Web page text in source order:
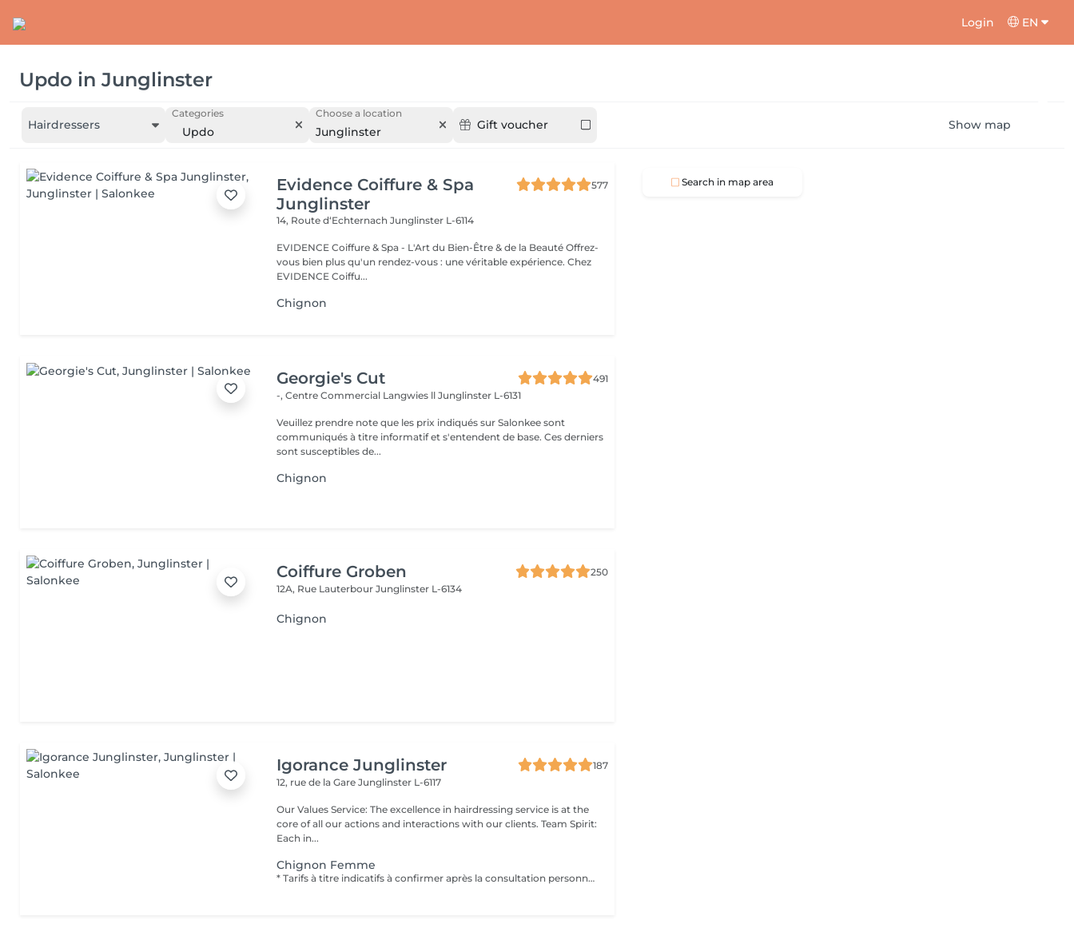
Login EN
Updo in Junglinster
Hairdressers
Categories
Updo
Choose a location
Junglinster Gift voucher Show map
Evidence Coiffure & Spa
Junglinster
577
14, Route d‘EchternachJunglinster L-6114
EVIDENCE Coiffure & Spa - L'Art du Bien-Être & de la Beauté Offrez-
vous bien plus qu'un rendez-vous : une véritable expérience. Chez
EVIDENCE Coiffu...
Chignon
Georgie's Cut
491
-, Centre Commercial Langwies llJunglinster L-6131
Veuillez prendre note que les prix indiqués sur Salonkee sont
communiqués à titre informatif et s'entendent de base. Ces derniers
sont susceptibles de...
Chignon
Coiffure Groben
250
12A, Rue LauterbourJunglinster L-6134
Chignon
Igorance Junglinster
187
12, rue de la GareJunglinster L-6117
Our Values Service: The excellence in hairdressing service is at the
core of all our actions and interactions with our clients. Team Spirit:
Each in...
Chignon Femme
* Tarifs à titre indicatifs à confirmer après la consultation personnalisée établit auprès de votre coiffeur/stylist/spécialiste * La direction se réserve le droit dapporter des modifications pour le bon fonctionnement du salon
Search in map area